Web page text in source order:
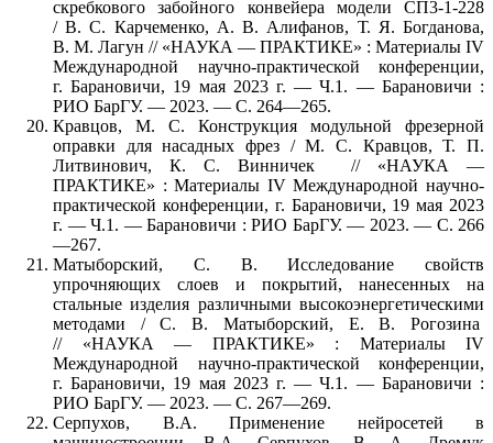
скребкового забойного конвейера модели СП3-1-228
/ В. С. Карчеменко, А. В. Алифанов, Т. Я. Богданова,
В. М. Лагун // «НАУКА — ПРАКТИКЕ» : Материалы IV
Международной научно-практической конференции,
г. Барановичи, 19 мая 2023 г. — Ч.1. — Барановичи :
РИО БарГУ. — 2023. — С. 264—265.
Кравцов, М. С. Конструкция модульной фрезерной
оправки для насадных фрез / М. С. Кравцов, Т. П.
Литвинович, К. С. Винничек // «НАУКА —
ПРАКТИКЕ» : Материалы IV Международной научно-
практической конференции, г. Барановичи, 19 мая 2023
г. — Ч.1. — Барановичи : РИО БарГУ. — 2023. — С. 266
—267.
Матыборский, С. В. Исследование свойств
упрочняющих слоев и покрытий, нанесенных на
стальные изделия различными высокоэнергетическими
методами / С. В. Матыборский, Е. В. Рогозина
// «НАУКА — ПРАКТИКЕ» : Материалы IV
Международной научно-практической конференции,
г. Барановичи, 19 мая 2023 г. — Ч.1. — Барановичи :
РИО БарГУ. — 2023. — С. 267—269.
Серпухов, В.А. Применение нейросетей в